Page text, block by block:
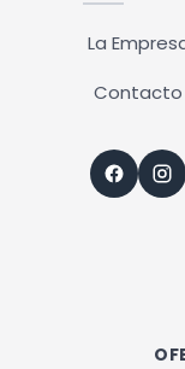
La
Contacto